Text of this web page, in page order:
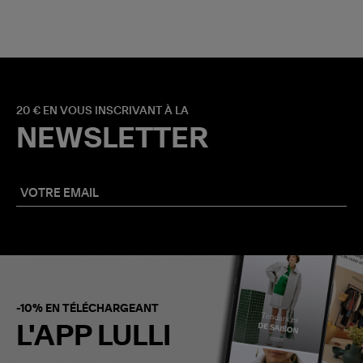
20 € EN VOUS INSCRIVANT À LA
NEWSLETTER
-10% EN TÉLÉCHARGEANT
L'APP LULLI